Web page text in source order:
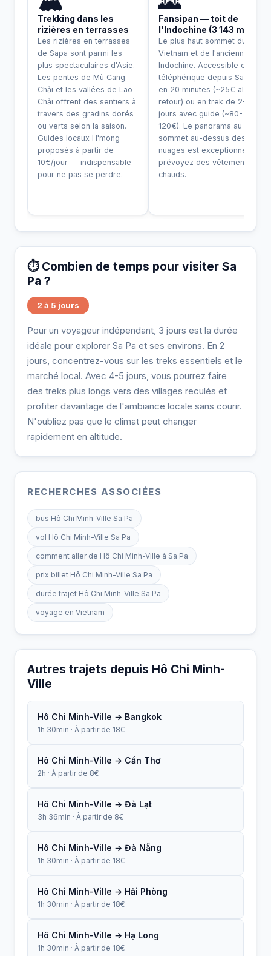
Trekking dans les
rizières en terrasses
Les rizières en terrasses
de Sapa sont parmi les
plus spectaculaires d'Asie.
Les pentes de Mù Cang
Chải et les vallées de Lao
Chải offrent des sentiers à
travers des gradins dorés
ou verts selon la saison.
Guides locaux H'mong
proposés à partir de
10€/jour — indispensable
pour ne pas se perdre.
Fansipan — toit de
l'Indochine (3 143 m)
Le plus haut sommet du
Vietnam et de l'ancienne
Indochine. Accessible en
téléphérique depuis Sapa
en 20 minutes (~25€ aller-
retour) ou en trek de 2-3
jours avec guide (~80-
120€). Le panorama au
sommet au-dessus des
nuages est exceptionnel —
prévoyez des vêtements
chauds.
⏱️ Combien de temps pour visiter Sa
Pa ?
2 à 5 jours
Pour un voyageur indépendant, 3 jours est la durée
idéale pour explorer Sa Pa et ses environs. En 2
jours, concentrez-vous sur les treks essentiels et le
marché local. Avec 4-5 jours, vous pourrez faire
des treks plus longs vers des villages reculés et
profiter davantage de l'ambiance locale sans courir.
N'oubliez pas que le climat peut changer
rapidement en altitude.
RECHERCHES ASSOCIÉES
bus Hô Chi Minh-Ville Sa Pa
vol Hô Chi Minh-Ville Sa Pa
comment aller de Hô Chi Minh-Ville à Sa Pa
prix billet Hô Chi Minh-Ville Sa Pa
durée trajet Hô Chi Minh-Ville Sa Pa
voyage en Vietnam
Autres trajets depuis Hô Chi Minh-
Ville
Hô Chi Minh-Ville → Bangkok
1h 30min · À partir de 18€
Hô Chi Minh-Ville → Cần Thơ
2h · À partir de 8€
Hô Chi Minh-Ville → Đà Lạt
3h 36min · À partir de 8€
Hô Chi Minh-Ville → Đà Nẵng
1h 30min · À partir de 18€
Hô Chi Minh-Ville → Hải Phòng
1h 30min · À partir de 18€
Hô Chi Minh-Ville → Hạ Long
1h 30min · À partir de 18€